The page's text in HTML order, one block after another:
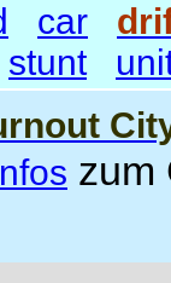
car
stunt
zum